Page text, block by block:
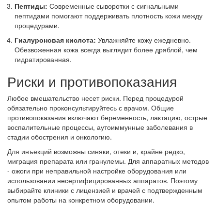
Пептиды: Современные сыворотки с сигнальными
пептидами помогают поддерживать плотность кожи между
процедурами.
Гиалуроновая кислота: Увлажняйте кожу ежедневно.
Обезвоженная кожа всегда выглядит более дряблой, чем
гидратированная.
Риски и противопоказания
Любое вмешательство несет риски. Перед процедурой
обязательно проконсультируйтесь с врачом. Общие
противопоказания включают беременность, лактацию, острые
воспалительные процессы, аутоиммунные заболевания в
стадии обострения и онкологию.
Для инъекций возможны синяки, отеки и, крайне редко,
миграция препарата или гранулемы. Для аппаратных методов
- ожоги при неправильной настройке оборудования или
использовании несертифицированных аппаратов. Поэтому
выбирайте клиники с лицензией и врачей с подтвержденным
опытом работы на конкретном оборудовании.